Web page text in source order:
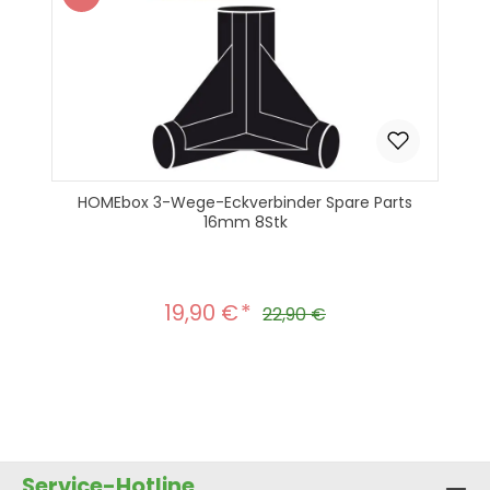
Rabatt
HOMEbox 3-Wege-Eckverbinder Spare Parts
16mm 8Stk
Verkaufspreis:
19,90 € Regulärer Preis:
22,90 €